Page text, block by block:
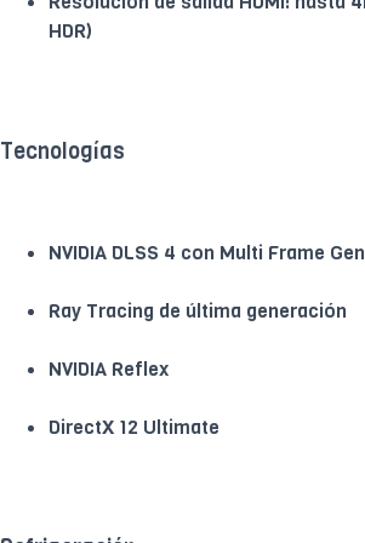
HDR)
Tecnologías
NVIDIA DLSS 4 con Multi Frame
Ray Tracing de última generación
NVIDIA Reflex
DirectX 12 Ultimate